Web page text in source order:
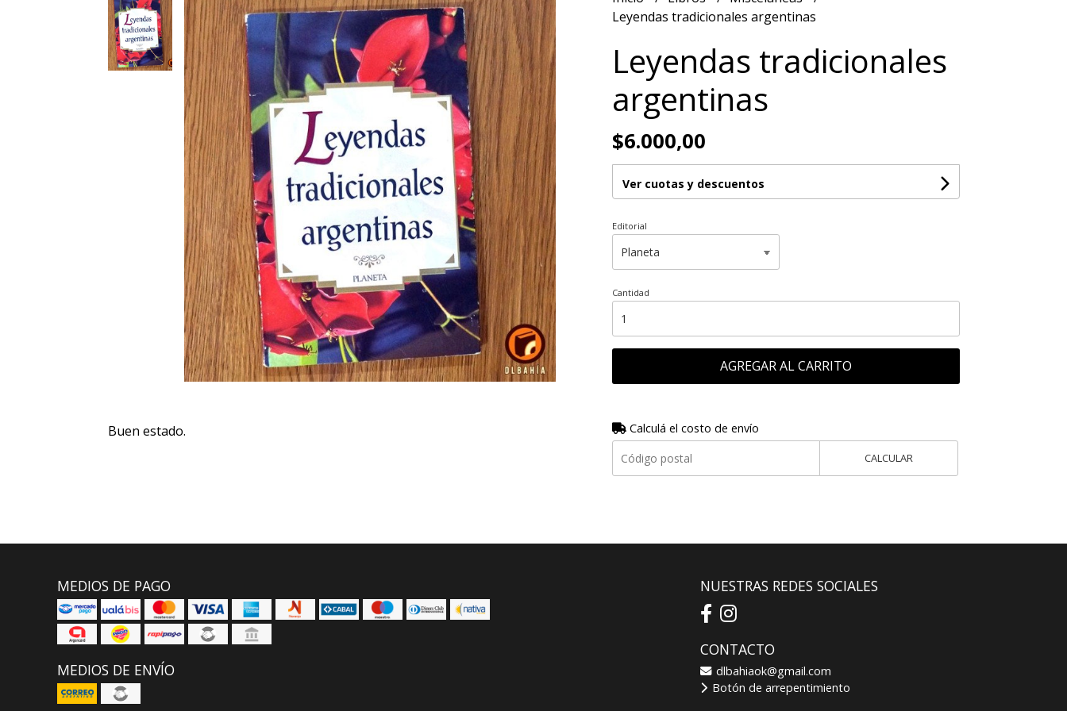
Buen estado.
Leyendas tradicionales argentinas
Leyendas tradicionales
argentinas
$6.000,00
Ver cuotas y descuentos
Editorial
Cantidad
AGREGAR AL CARRITO
Calculá el costo de envío
CALCULAR
MEDIOS DE PAGO
MEDIOS DE ENVÍO
NUESTRAS REDES SOCIALES
CONTACTO
dlbahiaok@gmail.com
Botón de arrepentimiento